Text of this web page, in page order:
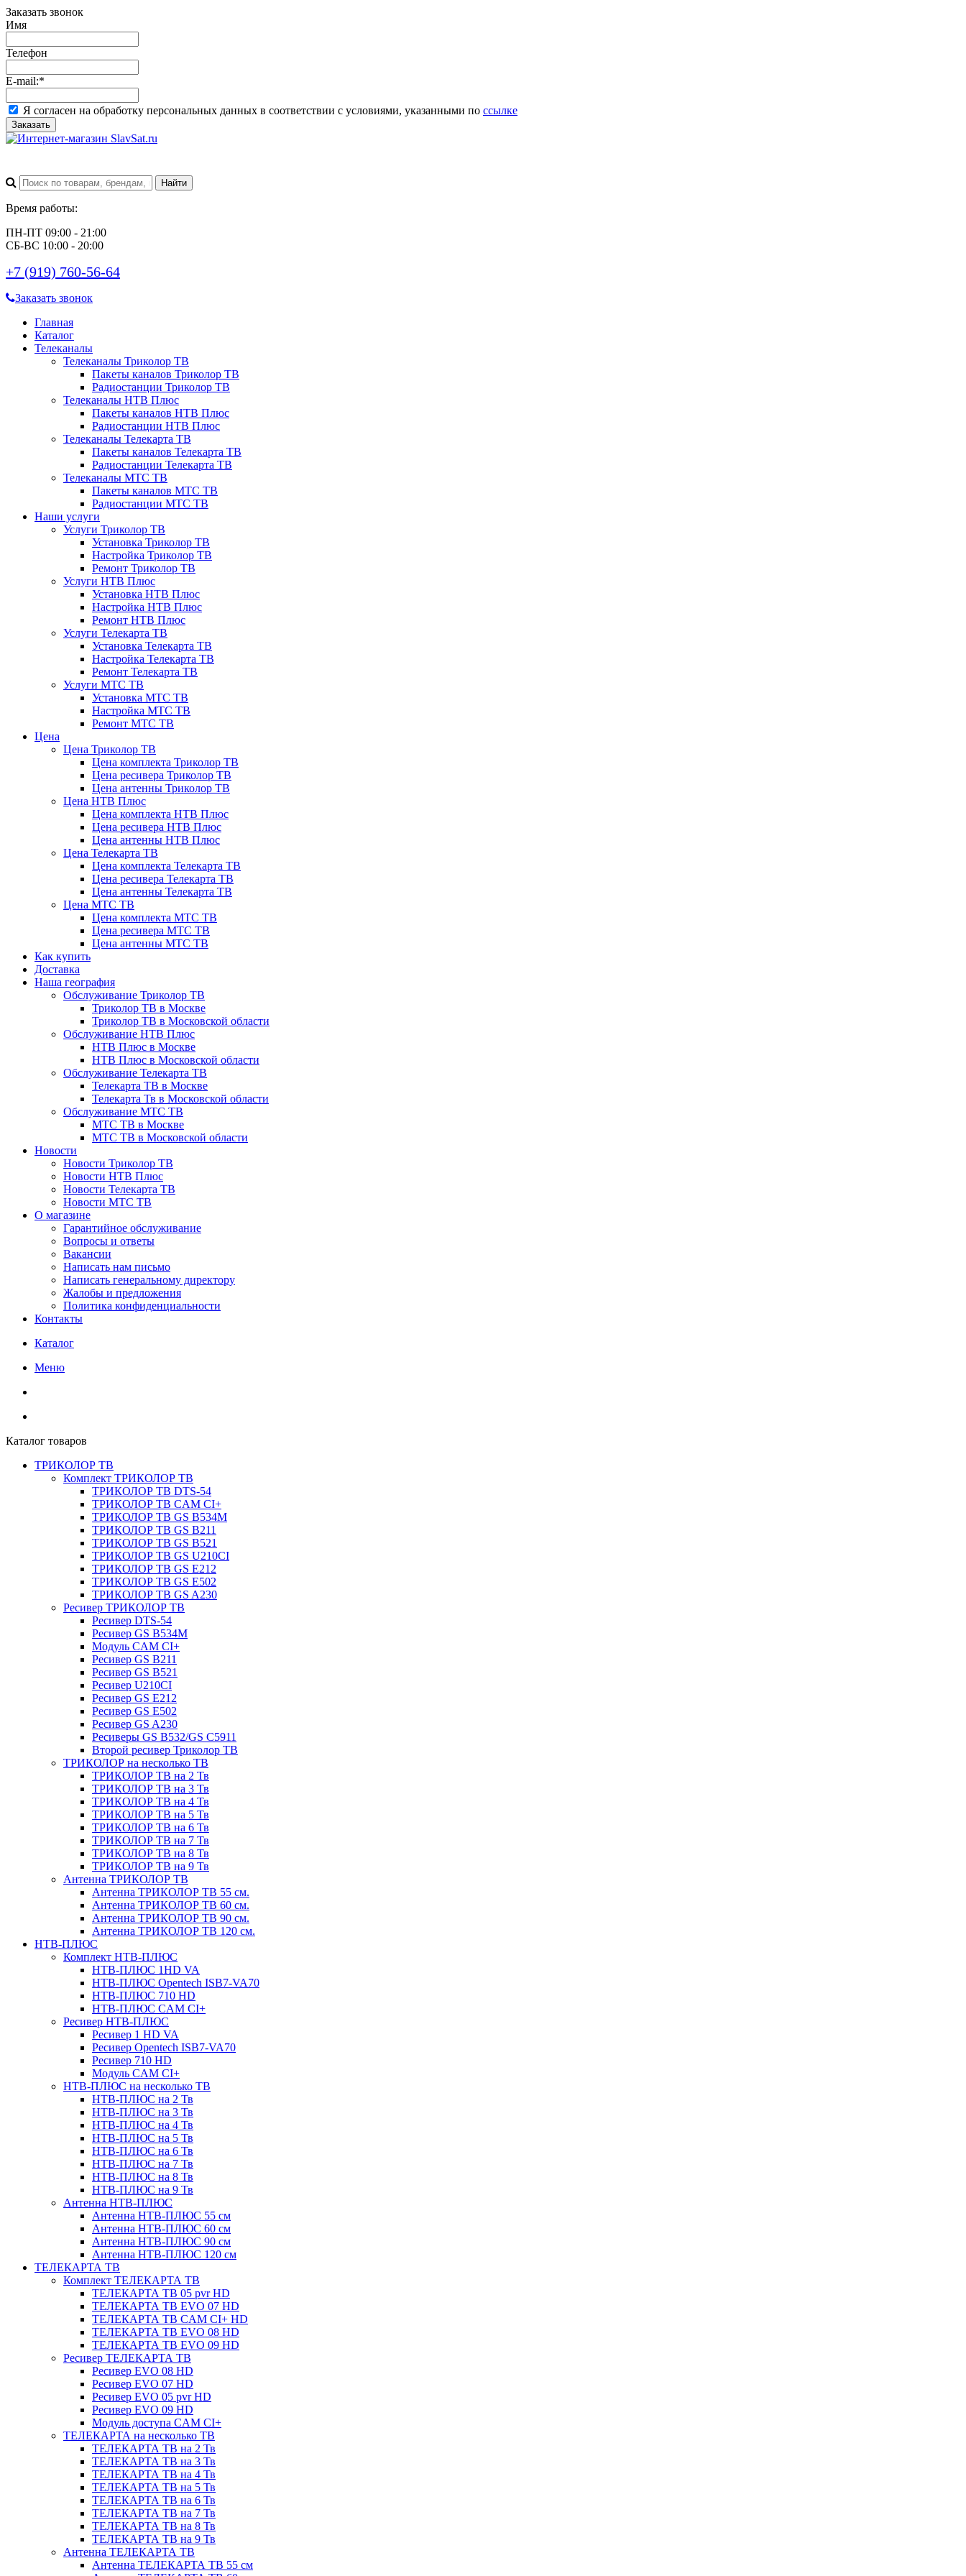
Заказать звонок
Имя
Телефон
E-mail:*
Я согласен на обработку персональных данных в соответствии с условиями, указанными по ссылке
Заказать
Время работы:
ПН-ПТ 09:00 - 21:00
СБ-ВС 10:00 - 20:00
+7 (919) 760-56-64
Заказать звонок
Главная
Каталог
Телеканалы
Телеканалы Триколор ТВ
Пакеты каналов Триколор ТВ
Радиостанции Триколор ТВ
Телеканалы НТВ Плюс
Пакеты каналов НТВ Плюс
Радиостанции НТВ Плюс
Телеканалы Телекарта ТВ
Пакеты каналов Телекарта ТВ
Радиостанции Телекарта ТВ
Телеканалы МТС ТВ
Пакеты каналов МТС ТВ
Радиостанции МТС ТВ
Наши услуги
Услуги Триколор ТВ
Установка Триколор ТВ
Настройка Триколор ТВ
Ремонт Триколор ТВ
Услуги НТВ Плюс
Установка НТВ Плюс
Настройка НТВ Плюс
Ремонт НТВ Плюс
Услуги Телекарта ТВ
Установка Телекарта ТВ
Настройка Телекарта ТВ
Ремонт Телекарта ТВ
Услуги МТС ТВ
Установка МТС ТВ
Настройка МТС ТВ
Ремонт МТС ТВ
Цена
Цена Триколор ТВ
Цена комплекта Триколор ТВ
Цена ресивера Триколор ТВ
Цена антенны Триколор ТВ
Цена НТВ Плюс
Цена комплекта НТВ Плюс
Цена ресивера НТВ Плюс
Цена антенны НТВ Плюс
Цена Телекарта ТВ
Цена комплекта Телекарта ТВ
Цена ресивера Телекарта ТВ
Цена антенны Телекарта ТВ
Цена МТС ТВ
Цена комплекта МТС ТВ
Цена ресивера МТС ТВ
Цена антенны МТС ТВ
Как купить
Доставка
Наша география
Обслуживание Триколор ТВ
Триколор ТВ в Москве
Триколор ТВ в Московской области
Обслуживание НТВ Плюс
НТВ Плюс в Москве
НТВ Плюс в Московской области
Обслуживание Телекарта ТВ
Телекарта ТВ в Москве
Телекарта Тв в Московской области
Обслуживание МТС ТВ
МТС ТВ в Москве
МТС ТВ в Московской области
Новости
Новости Триколор ТВ
Новости НТВ Плюс
Новости Телекарта ТВ
Новости МТС ТВ
О магазине
Гарантийное обслуживание
Вопросы и ответы
Вакансии
Написать нам письмо
Написать генеральному директору
Жалобы и предложения
Политика конфиденциальности
Контакты
Каталог
Меню
Каталог товаров
ТРИКОЛОР ТВ
Комплект ТРИКОЛОР ТВ
ТРИКОЛОР ТВ DTS-54
ТРИКОЛОР ТВ CAM CI+
ТРИКОЛОР ТВ GS B534M
ТРИКОЛОР ТВ GS B211
ТРИКОЛОР ТВ GS B521
ТРИКОЛОР ТВ GS U210CI
ТРИКОЛОР ТВ GS E212
ТРИКОЛОР ТВ GS E502
ТРИКОЛОР ТВ GS A230
Ресивер ТРИКОЛОР ТВ
Ресивер DTS-54
Ресивер GS B534M
Модуль CAM CI+
Ресивер GS B211
Ресивер GS B521
Ресивер U210CI
Ресивер GS E212
Ресивер GS E502
Ресивер GS A230
Ресиверы GS B532/GS C5911
Второй ресивер Триколор ТВ
ТРИКОЛОР на несколько ТВ
ТРИКОЛОР ТВ на 2 Тв
ТРИКОЛОР ТВ на 3 Тв
ТРИКОЛОР ТВ на 4 Тв
ТРИКОЛОР ТВ на 5 Тв
ТРИКОЛОР ТВ на 6 Тв
ТРИКОЛОР ТВ на 7 Тв
ТРИКОЛОР ТВ на 8 Тв
ТРИКОЛОР ТВ на 9 Тв
Антенна ТРИКОЛОР ТВ
Антенна ТРИКОЛОР ТВ 55 см.
Антенна ТРИКОЛОР ТВ 60 см.
Антенна ТРИКОЛОР ТВ 90 см.
Антенна ТРИКОЛОР ТВ 120 см.
НТВ-ПЛЮС
Комплект НТВ-ПЛЮС
НТВ-ПЛЮС 1HD VA
НТВ-ПЛЮС Opentech ISB7-VA70
НТВ-ПЛЮС 710 HD
НТВ-ПЛЮС CAM CI+
Ресивер НТВ-ПЛЮС
Ресивер 1 HD VA
Ресивер Opentech ISB7-VA70
Ресивер 710 HD
Модуль CAM CI+
НТВ-ПЛЮС на несколько ТВ
НТВ-ПЛЮС на 2 Тв
НТВ-ПЛЮС на 3 Тв
НТВ-ПЛЮС на 4 Тв
НТВ-ПЛЮС на 5 Тв
НТВ-ПЛЮС на 6 Тв
НТВ-ПЛЮС на 7 Тв
НТВ-ПЛЮС на 8 Тв
НТВ-ПЛЮС на 9 Тв
Антенна НТВ-ПЛЮС
Антенна НТВ-ПЛЮС 55 см
Антенна НТВ-ПЛЮС 60 см
Антенна НТВ-ПЛЮС 90 см
Антенна НТВ-ПЛЮС 120 см
ТЕЛЕКАРТА ТВ
Комплект ТЕЛЕКАРТА ТВ
ТЕЛЕКАРТА ТВ 05 pvr HD
ТЕЛЕКАРТА ТВ EVO 07 HD
ТЕЛЕКАРТА ТВ CAM CI+ HD
ТЕЛЕКАРТА ТВ EVO 08 HD
ТЕЛЕКАРТА ТВ EVO 09 HD
Ресивер ТЕЛЕКАРТА ТВ
Ресивер EVO 08 HD
Ресивер EVO 07 HD
Ресивер EVO 05 pvr HD
Ресивер EVO 09 HD
Модуль доступа CAM CI+
ТЕЛЕКАРТА на несколько ТВ
ТЕЛЕКАРТА ТВ на 2 Тв
ТЕЛЕКАРТА ТВ на 3 Тв
ТЕЛЕКАРТА ТВ на 4 Тв
ТЕЛЕКАРТА ТВ на 5 Тв
ТЕЛЕКАРТА ТВ на 6 Тв
ТЕЛЕКАРТА ТВ на 7 Тв
ТЕЛЕКАРТА ТВ на 8 Тв
ТЕЛЕКАРТА ТВ на 9 Тв
Антенна ТЕЛЕКАРТА ТВ
Антенна ТЕЛЕКАРТА ТВ 55 см